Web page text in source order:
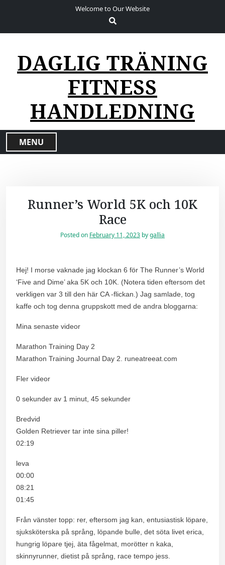
Welcome to Our Website
DAGLIG TRÄNING
FITNESS
HANDLEDNING
MENU
Runner’s World 5K och 10K
Race
Posted on February 11, 2023 bygallia
Hej! I morse vaknade jag klockan 6 för The Runner’s World
‘Five and Dime’ aka 5K och 10K. (Notera tiden eftersom det
verkligen var 3 till den här CA -flickan.) Jag samlade, tog
kaffe och tog denna gruppskott med de andra bloggarna:
Mina senaste videor
Marathon Training Day 2
Marathon Training Journal Day 2. runeatreeat.com
Fler videor
0 sekunder av 1 minut, 45 sekunder
Bredvid
Golden Retriever tar inte sina piller!
02:19
leva
00:00
08:21
01:45
Från vänster topp: rer, eftersom jag kan, entusiastisk löpare,
sjuksköterska på språng, löpande bulle, det söta livet erica,
hungrig löpare tjej, äta fågelmat, morötter n kaka,
skinnyrunner, dietist på språng, race tempo jess.